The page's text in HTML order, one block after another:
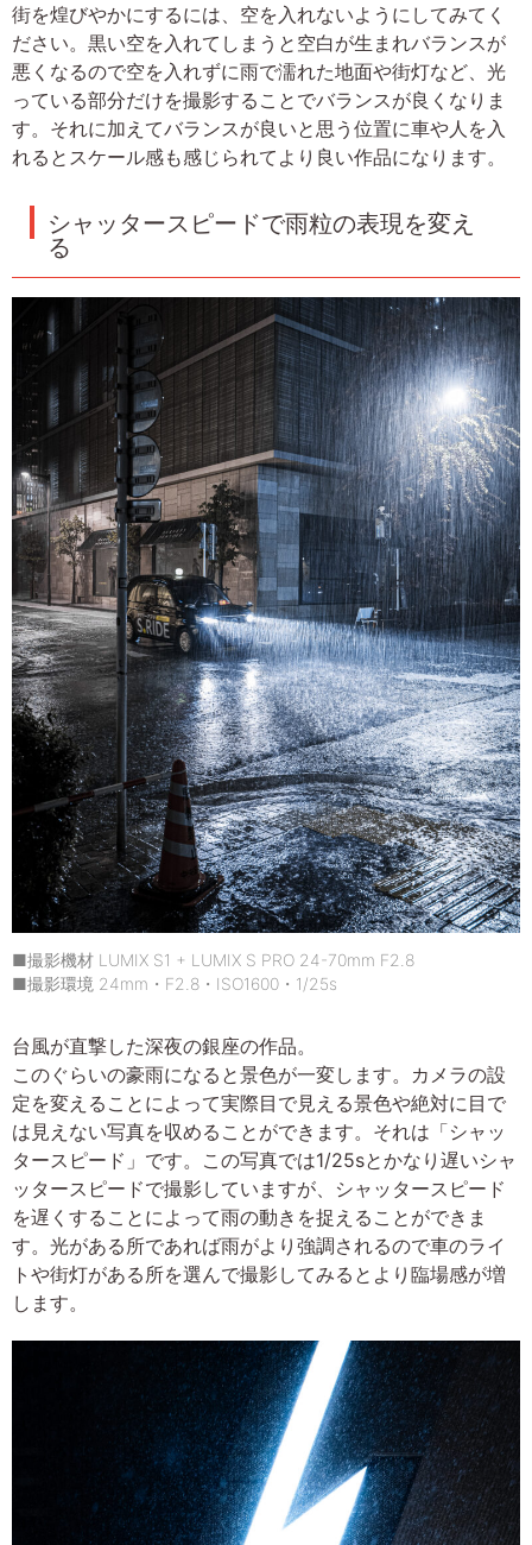
街を煌びやかにするには、空を入れないようにしてみてく
ださい。黒い空を入れてしまうと空白が生まれバランスが
悪くなるので空を入れずに雨で濡れた地面や街灯など、光
っている部分だけを撮影することでバランスが良くなりま
す。それに加えてバランスが良いと思う位置に車や人を入
れるとスケール感も感じられてより良い作品になります。
シャッタースピードで雨粒の表現を変え
る
■撮影機材 LUMIX S1 + LUMIX S PRO 24-70mm F2.8
■撮影環境 24mm・F2.8・ISO1600・1/25s
台風が直撃した深夜の銀座の作品。
このぐらいの豪雨になると景色が一変します。カメラの設
定を変えることによって実際目で見える景色や絶対に目で
は見えない写真を収めることができます。それは「シャッ
タースピード」です。この写真では1/25sとかなり遅いシャ
ッタースピードで撮影していますが、シャッタースピード
を遅くすることによって雨の動きを捉えることができま
す。光がある所であれば雨がより強調されるので車のライ
トや街灯がある所を選んで撮影してみるとより臨場感が増
します。